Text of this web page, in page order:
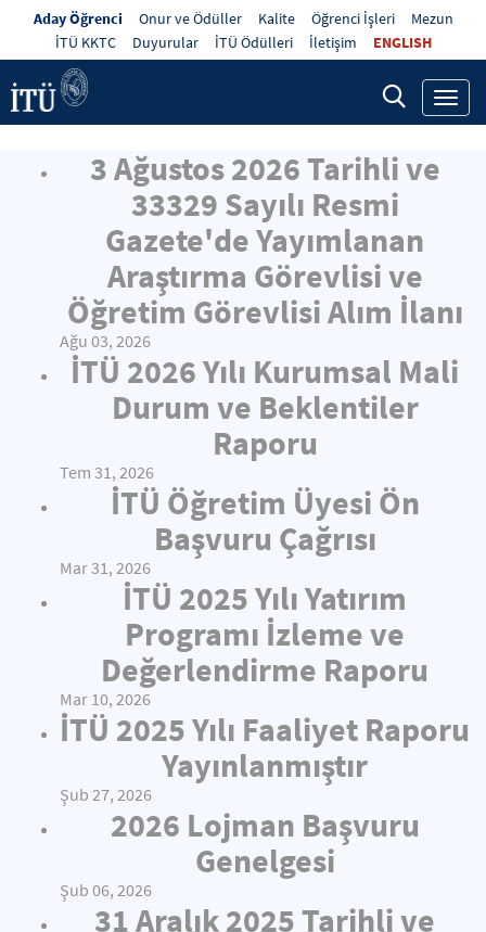
Aday Öğrenci Onur ve Ödüller Kalite Öğrenci İşleri
Mezun
İTÜ KKTC
Duyurular İTÜ Ödülleri İletişim ENGLISH
3 Ağustos 2026 Tarihli ve
33329 Sayılı Resmi
Gazete'de Yayımlanan
Araştırma Görevlisi ve
Öğretim Görevlisi Alım İlanı
Ağu 03, 2026
İTÜ 2026 Yılı Kurumsal Mali
Durum ve Beklentiler
Raporu
Tem 31, 2026
İTÜ Öğretim Üyesi Ön
Başvuru Çağrısı
Mar 31, 2026
İTÜ 2025 Yılı Yatırım
Programı İzleme ve
Değerlendirme Raporu
Mar 10, 2026
İTÜ 2025 Yılı Faaliyet Raporu
Yayınlanmıştır
Şub 27, 2026
2026 Lojman Başvuru
Genelgesi
Şub 06, 2026
31 Aralık 2025 Tarihli ve